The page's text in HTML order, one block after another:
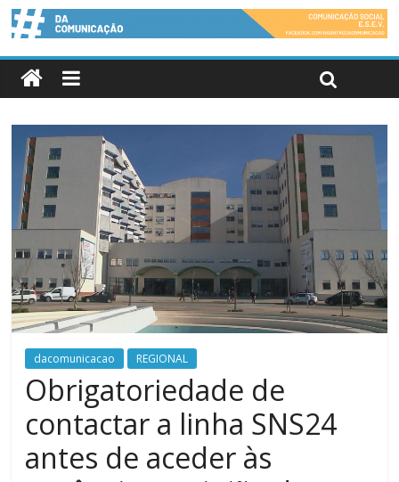
dacomunicacao REGIONAL
Obrigatoriedade de
contactar a linha SNS24
antes de aceder às